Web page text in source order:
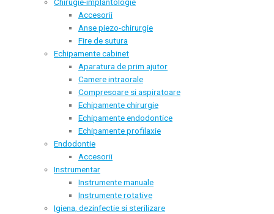
Chirugie-implantologie
Accesorii
Anse piezo-chirurgie
Fire de sutura
Echipamente cabinet
Aparatura de prim ajutor
Camere intraorale
Compresoare si aspiratoare
Echipamente chirurgie
Echipamente endodontice
Echipamente profilaxie
Endodontie
Accesorii
Instrumentar
Instrumente manuale
Instrumente rotative
Igiena, dezinfectie si sterilizare